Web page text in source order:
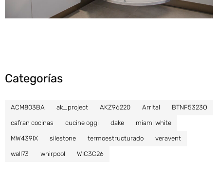
Categorías
ACM803BA ak_project AKZ96220 Arrital BTNF5323O
cafran cocinas cucine oggi dake miami white
MW439IX silestone termoestructurado veravent
wall73 whirpool WIC3C26